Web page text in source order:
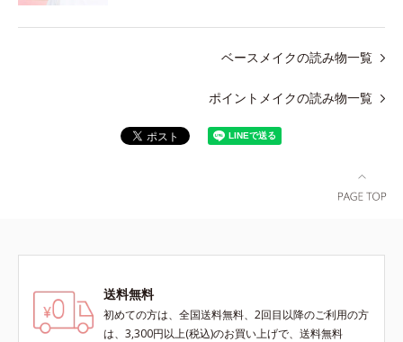
ベースメイクの読み物一覧
ポイントメイクの読み物一覧
送料無料
初めての方は、全国送料無料、2回目以降のご利用の方
は、3,300円以上(税込)のお買い上げで、送料無料